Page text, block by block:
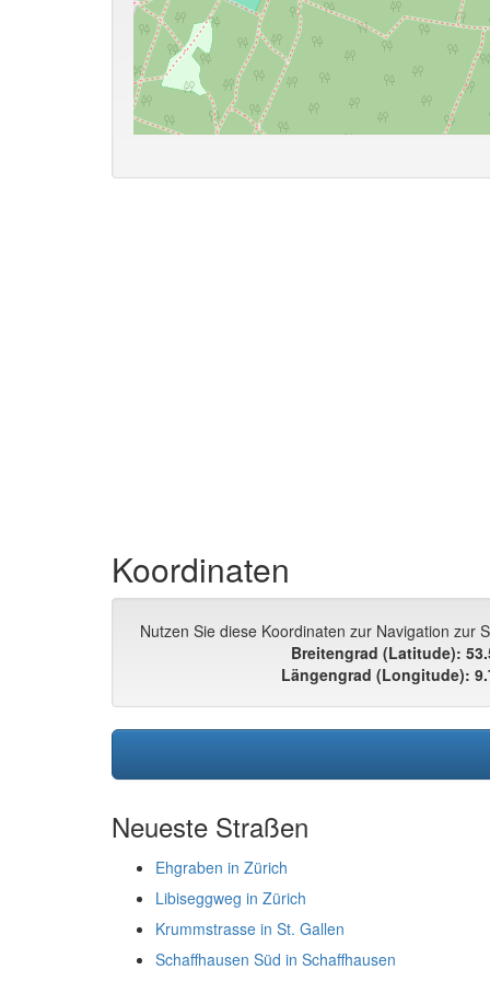
Koordinaten
Nutzen Sie diese Koordinaten zur Navigation zur
Breitengrad (Latitude):
Längengrad (Longitude):
Neueste Straßen
Ehgraben in Zürich
Libiseggweg in Zürich
Krummstrasse in St. Gallen
Schaffhausen Süd in Schaffhausen